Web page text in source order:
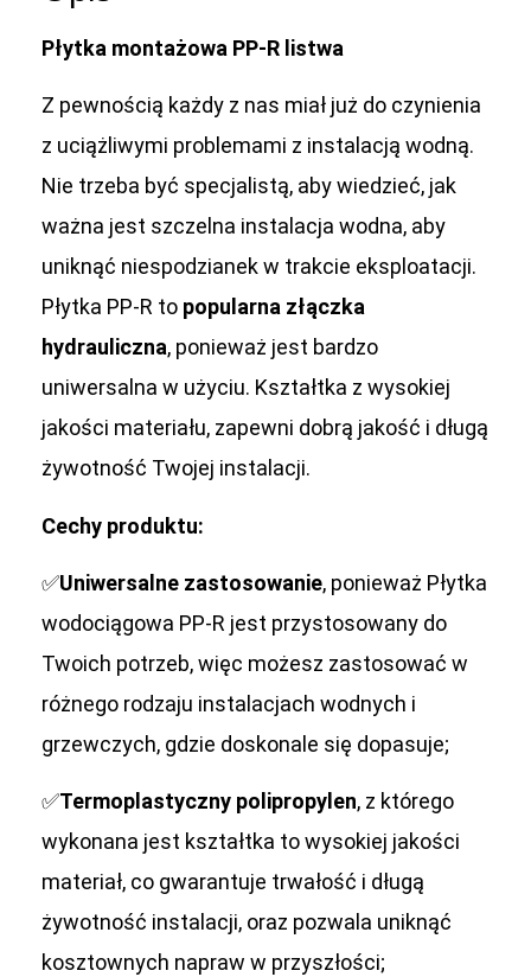
Płytka montażowa PP-R listwa
Z pewnością każdy z nas miał już do czynienia
z uciążliwymi problemami z instalacją wodną.
Nie trzeba być specjalistą, aby wiedzieć, jak
ważna jest szczelna instalacja wodna, aby
uniknąć niespodzianek w trakcie eksploatacji.
Płytka PP-R to popularna złączka
hydrauliczna, ponieważ jest bardzo
uniwersalna w użyciu. Kształtka z wysokiej
jakości materiału, zapewni dobrą jakość i długą
żywotność Twojej instalacji.
Cechy produktu:
✅Uniwersalne zastosowanie, ponieważ Płytka
wodociągowa PP-R jest przystosowany do
Twoich potrzeb, więc możesz zastosować w
różnego rodzaju instalacjach wodnych i
grzewczych, gdzie doskonale się dopasuje;
✅Termoplastyczny polipropylen, z którego
wykonana jest kształtka to wysokiej jakości
materiał, co gwarantuje trwałość i długą
żywotność instalacji, oraz pozwala uniknąć
kosztownych napraw w przyszłości;